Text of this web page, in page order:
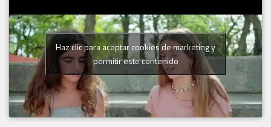
Haz clic para aceptar cookies de marketing y
permitir este contenido